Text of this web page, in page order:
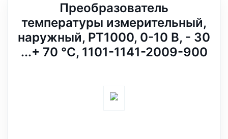
Преобразователь
температуры измерительный,
наружный, PT1000, 0-10 В, - 30
...+ 70 °C, 1101-1141-2009-900